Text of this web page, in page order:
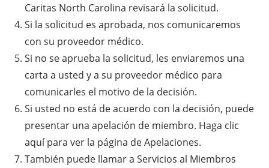
Caritas North Carolina revisará la solicitud.
Si la solicitud es aprobada, nos comunicaremos
con su proveedor médico.
Si no se aprueba la solicitud, les enviaremos una
carta a usted y a su proveedor médico para
comunicarles el motivo de la decisión.
Si usted no está de acuerdo con la decisión, puede
presentar una apelación de miembro. Haga clic
aquí para ver la página de Apelaciones.
También puede llamar a Servicios al Miembros